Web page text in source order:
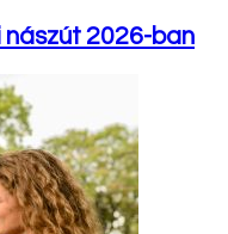
nászút 2026-ban